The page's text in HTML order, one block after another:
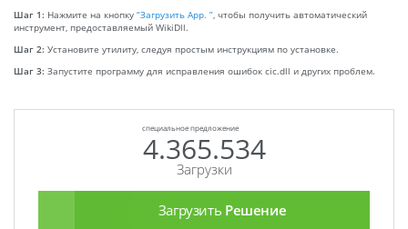
Шаг 1: Нажмите на кнопку “Загрузить App. ”, чтобы получить автоматический
инструмент, предоставляемый WikiDll.
Шаг 2: Установите утилиту, следуя простым инструкциям по установке.
Шаг 3: Запустите программу для исправления ошибок cic.dll и других проблем.
специальное предложение
4.365.534
Загрузки
Загрузить Решение